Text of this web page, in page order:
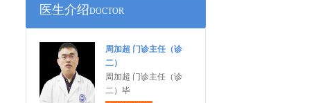
医生介绍DOCTOR
周加超 门诊主任（诊
二）
周加超 门诊主任（诊
二）毕